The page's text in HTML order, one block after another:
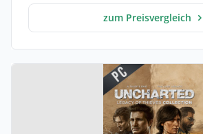
zum Preisvergleich